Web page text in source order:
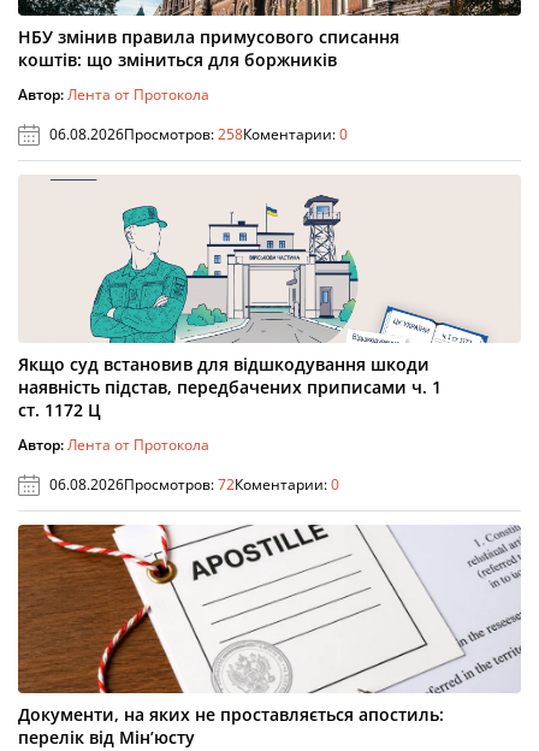
НБУ змінив правила примусового списання
коштів: що зміниться для боржників
Автор:Лента от Протокола
06.08.2026Просмотров:258Коментарии:0
Якщо суд встановив для відшкодування шкоди
наявність підстав, передбачених приписами ч. 1
ст. 1172 Ц
Автор:Лента от Протокола
06.08.2026Просмотров:72Коментарии:0
Документи, на яких не проставляється апостиль:
перелік від Мін’юсту